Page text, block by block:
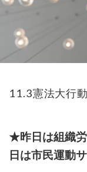
11.3憲法大行
★昨日は組織
日は市民運動